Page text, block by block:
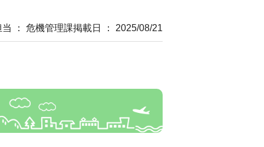
当 ： 危機管理課掲載日 ： 2025/08/21